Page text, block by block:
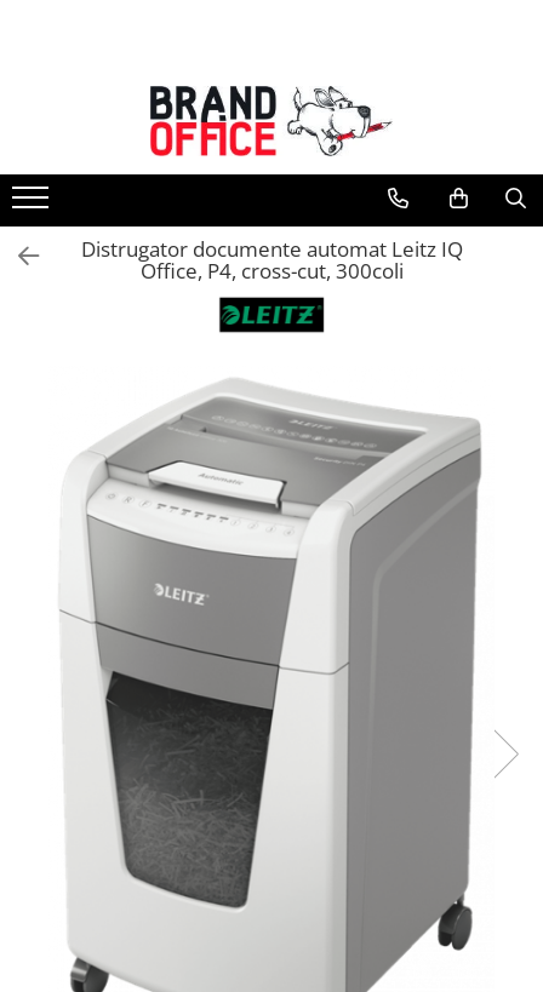
Unitate Protejata - PRODUCTIE
Hartie copiator si produse
tipografice
Produse consumabile din hartie
Detergenti si dezinfectanti
Saci menajeri (Unitate Protejata)
Agende, calendare si organizatoare
Agende personalizabile
Organizatoare business
Birotica si papetarie
Hartie si articole din hartie
Bibliorafturi, caiete mecanice,
separatoare
Capsatoare, capse si perforatoare
Caiete si blocnotesuri
Dosare, folii protectie si mape
Accesorii diverse pentru birou
Etichetare si ambalare
Arhivare si depozitare
Instrumente de scris
Pixuri de plastic
Stilouri
Distrugator documente automat Leitz IQ
Office, P4, cross-cut, 300coli